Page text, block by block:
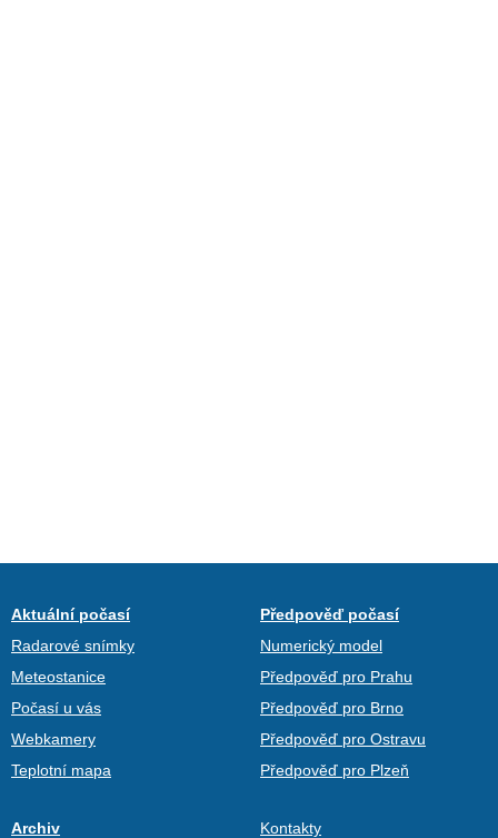
Aktuální počasí
Radarové snímky
Meteostanice
Počasí u vás
Webkamery
Teplotní mapa
Předpověď počasí
Numerický model
Předpověď pro Prahu
Předpověď pro Brno
Předpověď pro Ostravu
Předpověď pro Plzeň
Archiv Kontakty